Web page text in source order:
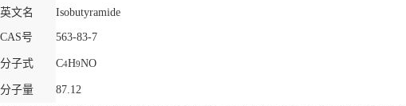
英文名
Isobutyramide
CAS号 563-83-7
分子式 C4H9NO
分子量 87.12